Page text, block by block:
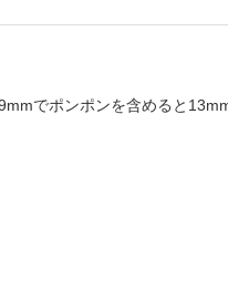
でポンポンを含めると